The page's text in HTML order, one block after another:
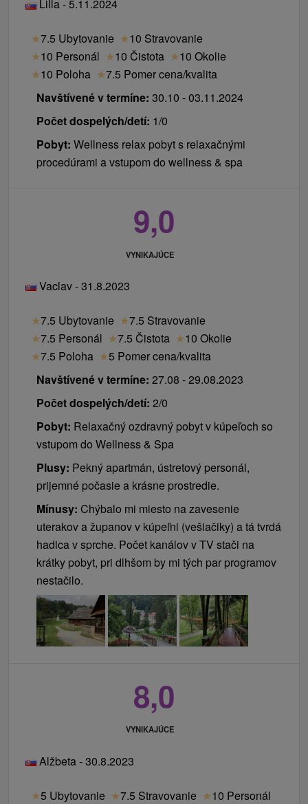
Lilla - 5.11.2024
★7.5 Ubytovanie ★10 Stravovanie
★10 Personál ★10 Čistota ★10 Okolie
★10 Poloha ★7.5 Pomer cena/kvalita
Navštívené v termíne: 30.10 - 03.11.2024
Počet dospelých/detí: 1/0
Pobyt: Wellness relax pobyt s relaxačnými
procedúrami a vstupom do wellness & spa
9,0
VYNIKAJÚCE
Vaclav - 31.8.2023
★7.5 Ubytovanie ★7.5 Stravovanie
★7.5 Personál ★7.5 Čistota ★10 Okolie
★7.5 Poloha ★5 Pomer cena/kvalita
Navštívené v termíne: 27.08 - 29.08.2023
Počet dospelých/detí: 2/0
Pobyt: Relaxačný ozdravný pobyt v kúpeľoch so
vstupom do Wellness & Spa
Plusy: Pekný apartmán, ústretový personál,
prijemné počasie a krásne prostredie.
Mínusy: Chýbalo mi miesto na zavesenie
uterakov a županov v kúpeľni (vešiačiky) a tá tvrdá
hadica v sprche. Počet kanálov v TV stači na
krátky pobyt, pri dlhšom by mi tých par programov
nestačilo.
8,0
VYNIKAJÚCE
Alžbeta - 30.8.2023
★5 Ubytovanie ★7.5 Stravovanie ★10 Personál